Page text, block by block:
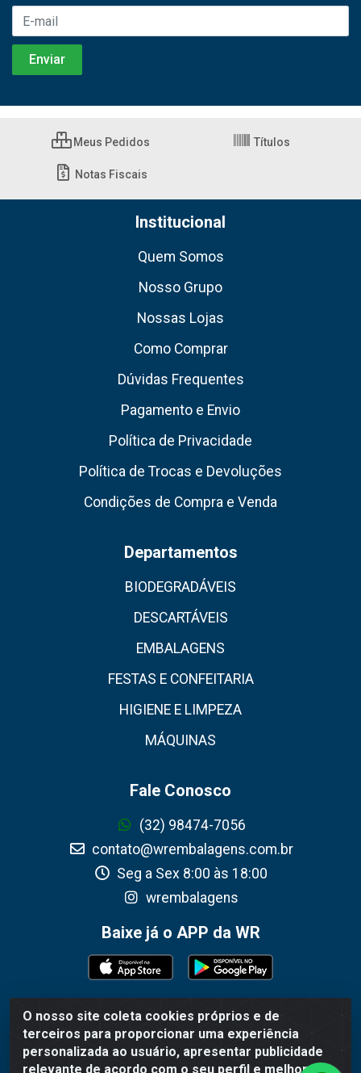
O nosso site coleta cookies próprios e de
terceiros para proporcionar uma experiência
personalizada ao usuário, apresentar publicidade
relevante de acordo com o seu perfil e melhorar a
Meus Pedidos Títulos
Notas Fiscais
Institucional
Quem Somos
Nosso Grupo
Nossas Lojas
Como Comprar
Dúvidas Frequentes
Pagamento e Envio
Política de Privacidade
Política de Trocas e Devoluções
Condições de Compra e Venda
Departamentos
BIODEGRADÁVEIS
DESCARTÁVEIS
EMBALAGENS
FESTAS E CONFEITARIA
HIGIENE E LIMPEZA
MÁQUINAS
Fale Conosco
(32) 98474-7056
contato@wrembalagens.com.br
Seg a Sex 8:00 às 18:00
wrembalagens
Baixe já o APP da WR
WR Embalagens - R. Cel. Teodoro Gomes de Araújo, 1360 -
Grogotó - Barbacena / MG - CEP 36202-628 - CNPJ
02.692.206/0001-55